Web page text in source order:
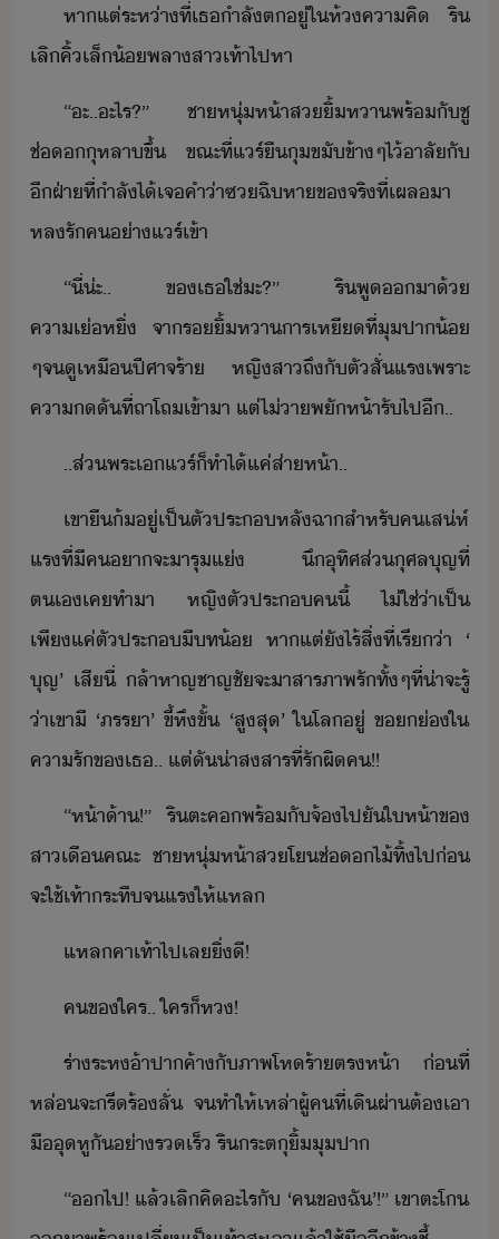
หาแต่​ระห่า​ที่​เธ​ำลั​ต​ู่​ใ​ห้​คาคิ​ ​ริ​
เลิ​คิ้​เล็้​พลา​สาเท้า​ไปหา
“​ะ​..​ะไร​?​”​ ​ชาหุ่​ห้า​ส​ิ้​หา​พร้ั​ชู​
ช่​ุหลา​ขึ้​ ​ขณะที่​แร์​ื​ุขั​ข้าๆ​ไ้าลั​ั​
ี​ฝ่า​ที่​ำลั​ไ้​เจ​คำ​่า​ซ​ฉิหา​ขจริ​ที่​เผล​า​
หลรั​ค​่า​แร์​เข้า
“​ี่​่ะ​..​ ​ข​เธ​ใช่​ะ​?​”​ ​ริ​พู​า​้​
คาเ่หิ่​ ​จา​ริ้​หา​าร​เหี​ที่​ุ​ปา​้​
ๆ​จ​ูเหื​ปีศาจร้า​ ​หญิสา​ถึั​ตัสั่​แร​เพราะ​
คาั​ที่​ถาโถ​เข้าา​ ​แต่​ไ่า​พัห้า​รั​ไป​ี​..
..​ส่​พระเ​แร์​็​ทำไ้​แค่​ส่าห้า​..
เขา​ื​้​ู่​เป็ตั​ประ​หลัฉา​สำหรั​ค​เส่ห์​
แร​ที่​ี​ค​า​จะ​ารุ​แ่​ ​ึ​ุทิศ​ส่ุศล​ุญที​่​
ตเ​เค​ทำ​า​ ​หญิ​ตัประ​ค​ี้​ ​ไ่ใช่​่า​เป็​
เพีแค่​ตัประ​ี​ท​้​ ​หาแต่​ั​ไร้​สิ่​ที่​เรี่า​ ​‘​
ุญ​’​ ​เสีี​่​ ​ล้าหาญ​ชาญชั​จะ​าสา​รภา​พรั​ทั้ๆที่​่าจะ​รู้​
่า​เขา​ี​ ​‘​ภรรา​’​ ​ขี้หึ​ขั้​ ​‘​สูสุ​’​ ​ใ​โล​ู่​ ​ข​่​ใ​
คารั​ข​เธ​..​ ​แต่​ั​่าสสาร​ที่รั​ผิค​!​!
“​ห้า้า​!​”​ ​ริ​ตะค​พร้ั​จ้​ไป​ั​ให้า​ข​
สา​เื​คณะ​ ​ชาหุ่​ห้า​ส​โ​ช่ไ้​ทิ้​ไป​่​
จะ​ใช้​เท้า​ระทื​จ​แร​ให้​แหล
แหล​คา​เท้า​ไป​เล​ิ่​ี​!
ค​ข​ใคร​..​ ​ใคร​็​ห​!
ร่า​ระห​้าปาค้า​ั​ภาพ​โหร้า​ตรห้า​ ​ ​่ที่​
หล่​จะ​รีร้​ลั่​ ​จ​ทำให้​เหล่า​ผู้ค​ที่​เิผ่า​ต้​เา​
ื​ุ​หูั​​่า​รเร็​ ​ริ​ระ​ตุ​ิ้​ุ​ปา
“​​ไป​!​ ​แล้​เลิ​คิ​ะไร​ั​ ​‘​ค​ข​ฉั​’​!​”​ ​เขา​ตะโ​